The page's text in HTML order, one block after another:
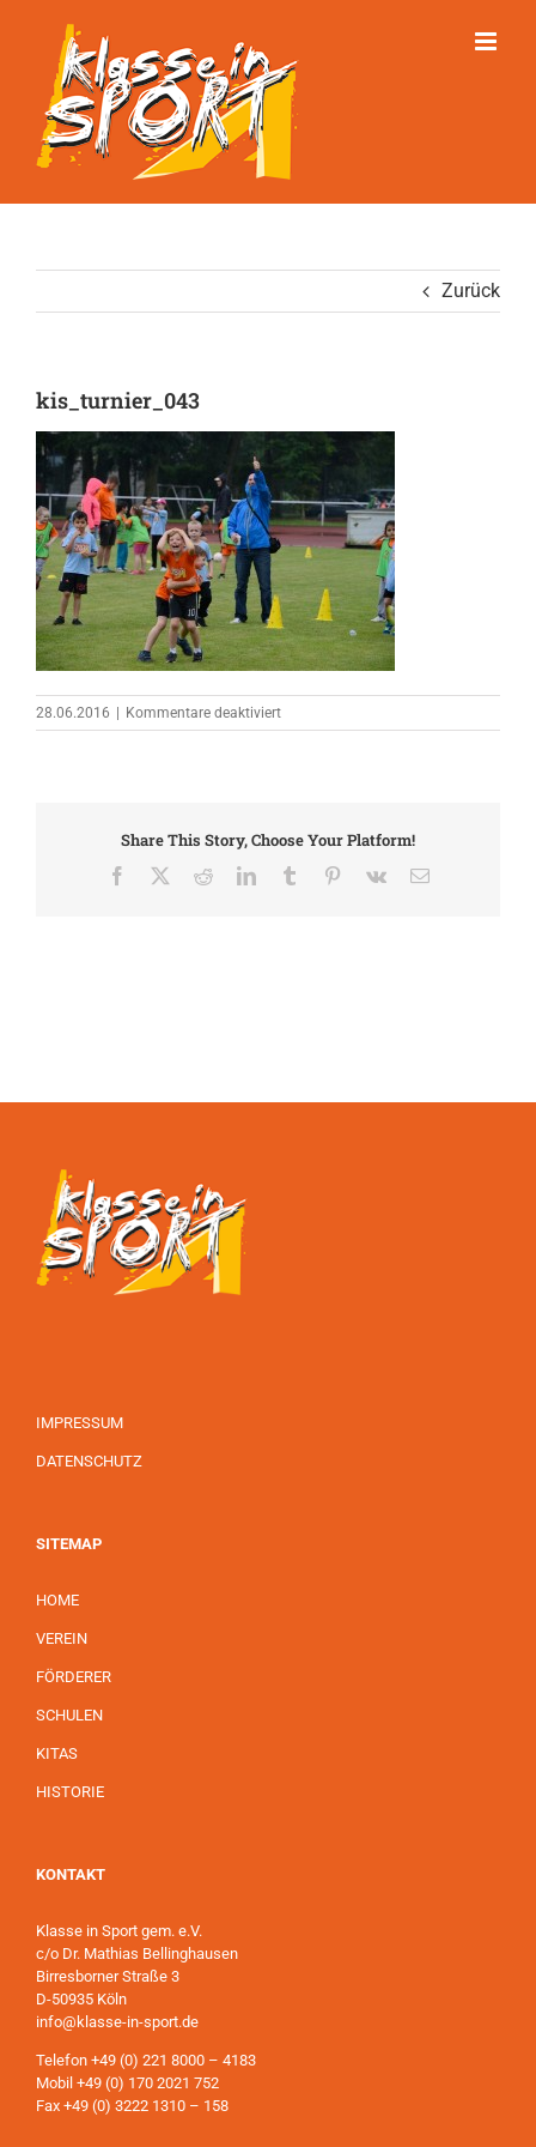
springen
Zurück
kis_turnier_043
28.06.2016 Kommentare deaktiviertfür
kis_turnier_043
Share This Story, Choose Your Platform!
Facebook RedditLinkedInTumblr Pinterest
Vk
E-
IMPRESSUM
DATENSCHUTZ
SITEMAP
HOME
VEREIN
FÖRDERER
SCHULEN
KITAS
HISTORIE
KONTAKT
Klasse in Sport gem. e.V.
c/o Dr. Mathias Bellinghausen
Birresborner Straße 3
D-50935 Köln
info@klasse-in-sport.de
Telefon +49 (0) 221 8000 – 4183
Mobil +49 (0) 170 2021 752
Fax +49 (0) 3222 1310 – 158